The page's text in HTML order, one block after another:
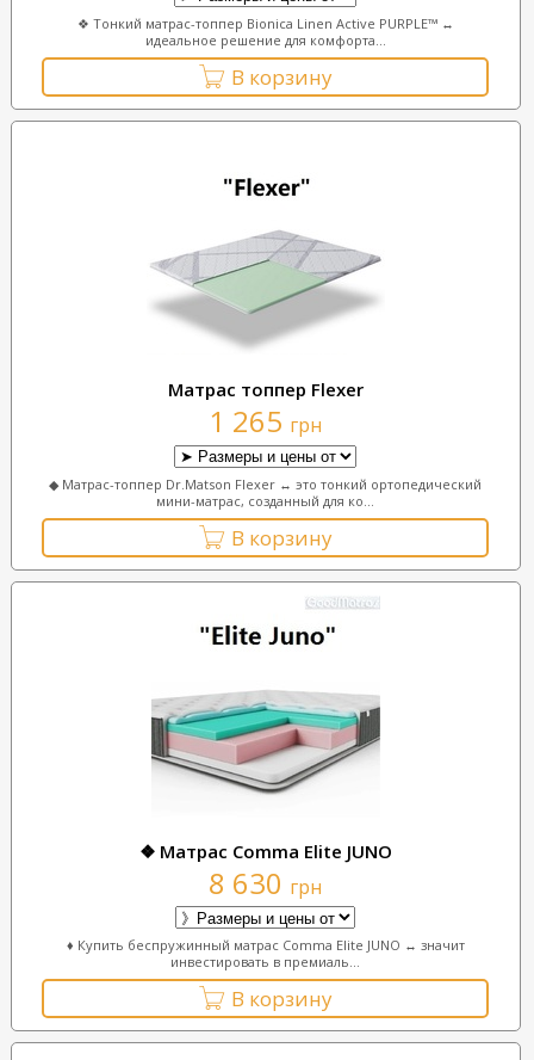
❖ Тонкий матрас-топпер Bionica Linen Active PURPLE™ ↔
идеальное решение для комфорта...
В корзину
Матрас топпер Flexer
1 265 грн
◆ Матрас-топпер Dr.Matson Flexer ↔ это тонкий ортопедический
мини-матрас, созданный для ко...
В корзину
❖ Матраc Comma Elite JUNO
8 630 грн
♦ Купить беспружинный матрас Comma Elite JUNO ↔ значит
инвестировать в премиаль...
В корзину